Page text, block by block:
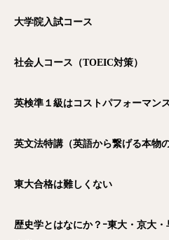
大学院入試コース
社会人コース（TOEIC対策）
英検準１級はコストパフォーマン
英文法特講（英語から繋げる本物の
東大合格は難しくない
歴史学とはなにか？ｰ東大・京大